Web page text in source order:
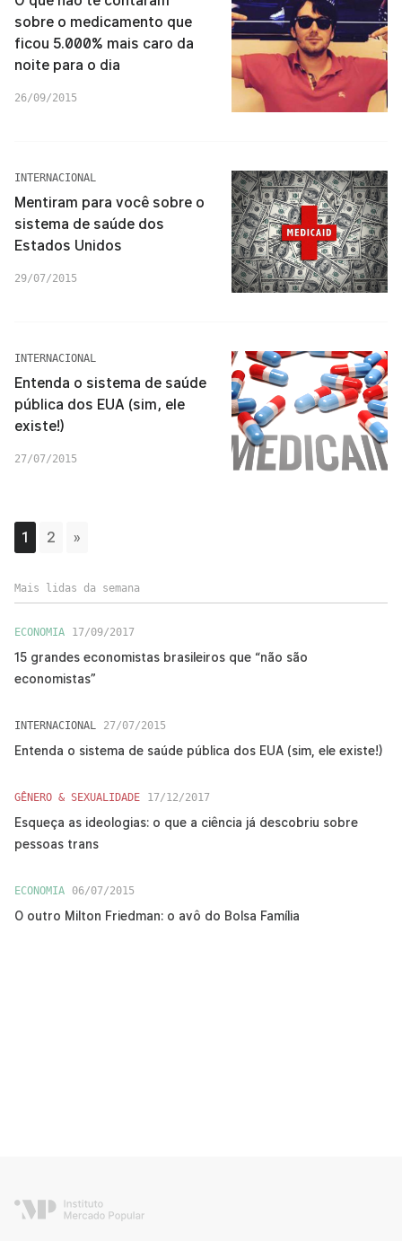
sobre o medicamento que
ficou 5.000% mais caro da
noite para o dia
26/09/2015
INTERNACIONAL
Mentiram para você sobre o
sistema de saúde dos
Estados Unidos
29/07/2015
INTERNACIONAL
Entenda o sistema de saúde
pública dos EUA (sim, ele
existe!)
27/07/2015
1 2 »
Mais lidas da semana
ECONOMIA 17/09/2017
15 grandes economistas brasileiros que “não são
economistas”
INTERNACIONAL 27/07/2015
Entenda o sistema de saúde pública dos EUA (sim, ele existe!)
GÊNERO & SEXUALIDADE 17/12/2017
Esqueça as ideologias: o que a ciência já descobriu sobre
pessoas trans
ECONOMIA 06/07/2015
O outro Milton Friedman: o avô do Bolsa Família